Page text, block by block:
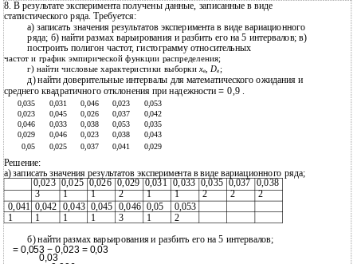
8. В результате эксперимента получены данные, записанные в виде
статистического ряда. Требуется:
а) записать значения результатов эксперимента в виде вариационного
ряда; б) найти размах варьирования и разбить его на 5 интервалов; в)
построить полигон частот, гистограмму относительных
частот и график эмпирической функции распределения;
г) найти числовые характеристики выборкихв,Dв;
д) найти доверительные интервалы для математического ожидания и
среднего квадратичного отклонения при надежности=0,9 .
0,035 0,031 0,046 0,023
0,053
0,023
0,045 0,026 0,037
0,042
0,046
0,033 0,038 0,053
0,035
0,029
0,046 0,023 0,038
0,043
0,05
0,025 0,037 0,041 0,029
Решение:
а) записать значения результатов эксперимента в виде вариационного ряда;
0,023 0,025 0,026 0,029 0,031 0,033 0,035 0,037
0,038
3
1 1 2 1 1 2 2
2
0,041 0,042 0,043 0,045 0,046 0,05
0,053
1
1 1 1 3 1 2
б) найти размах варьирования и разбить его на 5 интервалов;
= 0,053 − 0,023 = 0,03
0,03